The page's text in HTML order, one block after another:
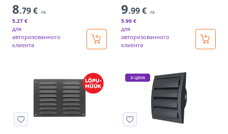
8.79 € /tk
5.27 €
для
авторизованного
клиента
9.99 € /tk
5.99 €
для
авторизованного
клиента
Э-ЦЕНА